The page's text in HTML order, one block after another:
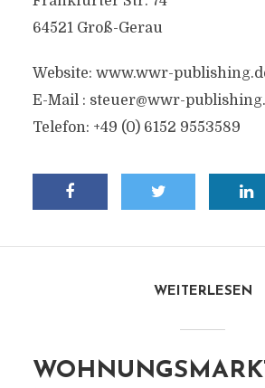
64521 Groß-Gerau
Website: www.wwr-
E-Mail : steuer@wwr-
Telefon: +49 (0) 6152 9553589
WEITERLESEN